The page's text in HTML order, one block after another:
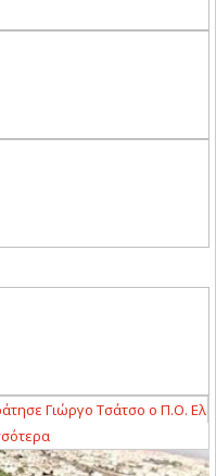
Γιώργο Τσάτσο ο Π.Ο.